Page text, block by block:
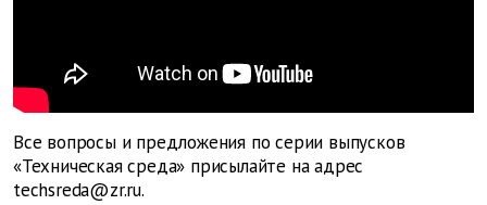
Все вопросы и предложения по серии выпусков
«Техническая среда» присылайте на адрес
techsreda@zr.ru.